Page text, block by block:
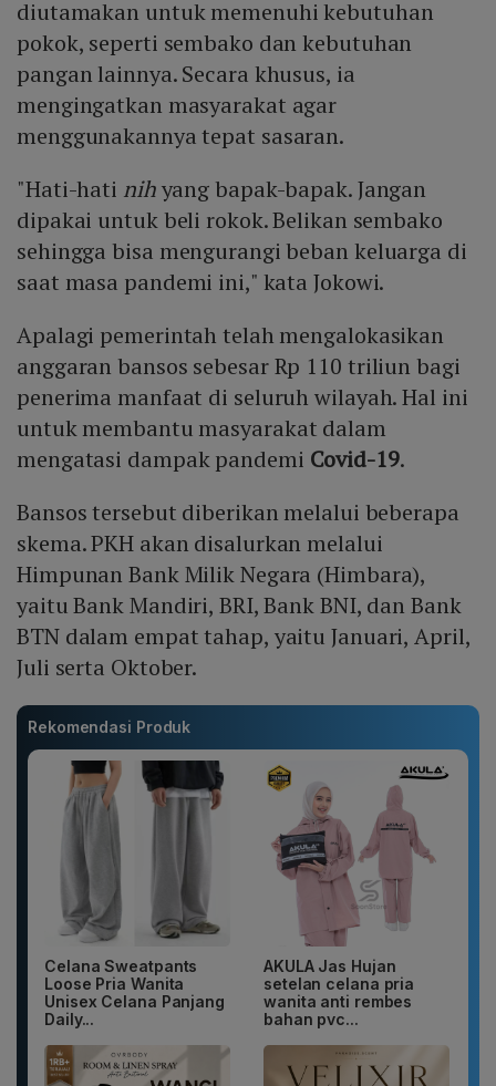
diutamakan untuk memenuhi kebutuhan
pokok, seperti sembako dan kebutuhan
pangan lainnya. Secara khusus, ia
mengingatkan masyarakat agar
menggunakannya tepat sasaran.
"Hati-hati nihyang bapak-bapak. Jangan
dipakai untuk beli rokok. Belikan sembako
sehingga bisa mengurangi beban keluarga di
saat masa pandemi ini," kata Jokowi.
Apalagi pemerintah telah mengalokasikan
anggaran bansos sebesar Rp 110 triliun bagi
penerima manfaat di seluruh wilayah. Hal ini
untuk membantu masyarakat dalam
mengatasi dampak pandemi Covid-19.
Bansos tersebut diberikan melalui beberapa
skema. PKH akan disalurkan melalui
Himpunan Bank Milik Negara (Himbara),
yaitu Bank Mandiri, BRI, Bank BNI, dan Bank
BTN dalam empat tahap, yaitu Januari, April,
Juli serta Oktober.
Rekomendasi Produk
Celana Sweatpants
Loose Pria Wanita
Unisex Celana Panjang
Daily...
AKULA Jas Hujan
setelan celana pria
wanita anti rembes
bahan pvc...